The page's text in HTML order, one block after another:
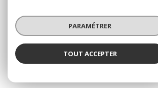
© 2026 | Tous droits réservés
Nos honoraires
Nos partenaires
PARAMÉTRER
TOUT ACCEPTER